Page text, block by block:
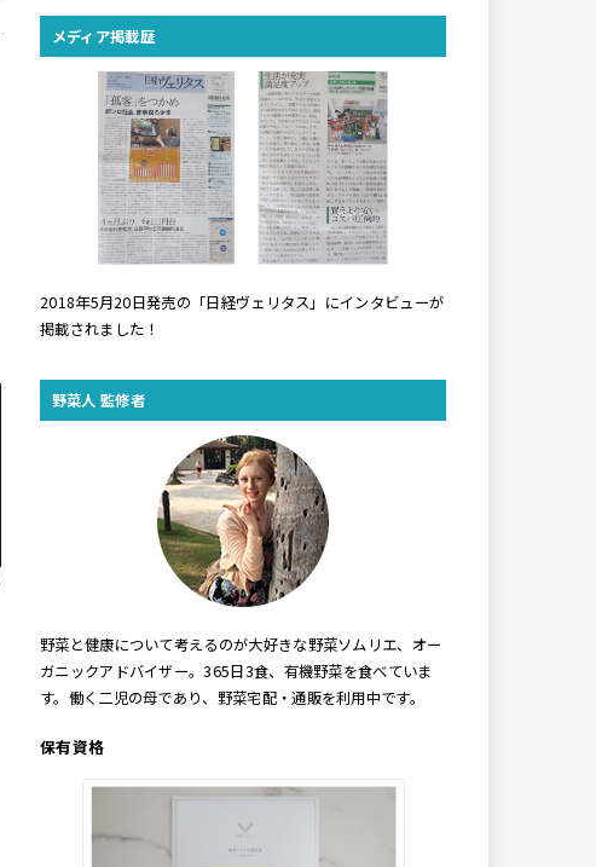
メディア掲載歴
2018年5月20日発売の「日経ヴェリタス」にインタビューが
掲載されました！
野菜人 監修者
野菜と健康について考えるのが大好きな野菜ソムリエ、オー
ガニックアドバイザー。365日3食、有機野菜を食べていま
す。働く二児の母であり、野菜宅配・通販を利用中です。
保有資格